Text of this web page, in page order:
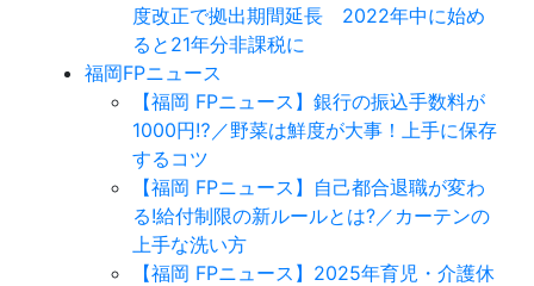
度改正で拠出期間延長 2022年中に始め
ると21年分非課税に
福岡FPニュース
【福岡 FPニュース】銀行の振込手数料が
1000円⁉／野菜は鮮度が大事！上手に保存
するコツ
【福岡 FPニュース】自己都合退職が変わ
る!給付制限の新ルールとは?／カーテンの
上手な洗い方
【福岡 FPニュース】2025年育児・介護休